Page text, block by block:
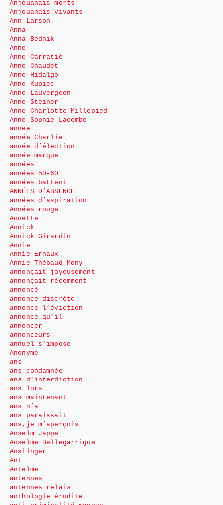
Anjouanais morts
Anjouanais vivants
Ann Larson
Anna
Anna Bednik
Anne
Anne Carratié
Anne Chaudet
Anne Hidalgo
Anne Kupiec
Anne Lauvergeon
Anne Steiner
Anne-Charlotte Millepied
Anne-Sophie Lacombe
année
année Charlie
année d’élection
année marque
années
années 50-60
années battent
ANNÉES D’ABSENCE
années d’aspiration
Années rouge
Annette
Annick
Annick Girardin
Annie
Annie Ernaux
Annie Thébaud-Mony
annonçait joyeusement
annonçait récemment
annoncé
annonce discrète
annonce l’éviction
annonce qu’il
annoncer
annonceurs
annuel s’impose
Anonyme
ans
ans condamnée
ans d’interdiction
ans lors
ans maintenant
ans n’a
ans paraissait
ans,je m’aperçois
Anselm Jappe
Anselme Bellegarrigue
Anslinger
Ant
Antelme
antennes
antennes relais
anthologie érudite